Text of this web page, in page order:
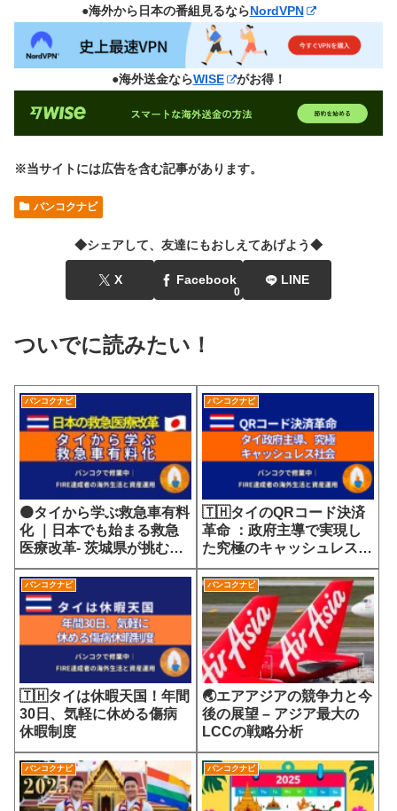
●海外から日本の番組見るならNordVPN
●海外送金ならWISE がお得！
※当サイトには広告を含む記事があります。
バンコクナビ
◆シェアして、友達にもおしえてあげよう◆
X Facebook
0
LINE
ついでに読みたい！
バンコクナビ
🟠タイから学ぶ救急車有料
化 ｜日本でも始まる救急
医療改革- 茨城県が挑む
7700円の選定療養費が示
す医療サービスの未来
バンコクナビ
🇹🇭タイのQRコード決済
革命 ：政府主導で実現し
た究極のキャッシュレス社
会
バンコクナビ
🇹🇭タイは休暇天国！年間
30日、気軽に休める傷病
休暇制度
バンコクナビ
🌏エアアジアの競争力と今
後の展望 – アジア最大の
LCCの戦略分析
バンコクナビ バンコクナビ